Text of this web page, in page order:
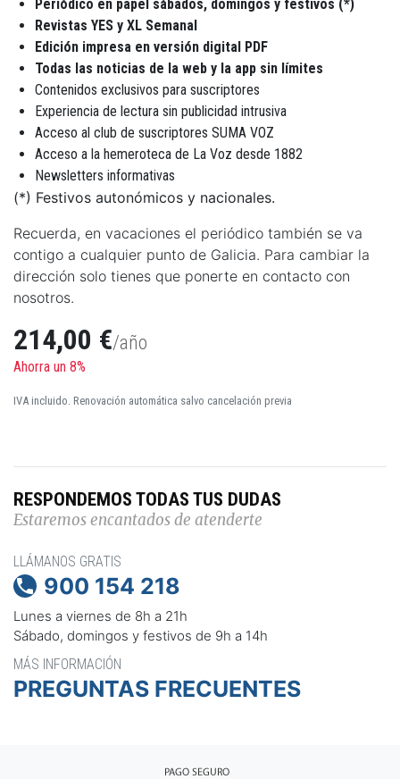
Periódico en papel sábados, domingos y festivos (*)
Revistas YES y XL Semanal
Edición impresa en versión digital PDF
Todas las noticias de la web y la app sin límites
Contenidos exclusivos para suscriptores
Experiencia de lectura sin publicidad intrusiva
Acceso al club de suscriptores SUMA VOZ
Acceso a la hemeroteca de La Voz desde 1882
Newsletters informativas
(*) Festivos autonómicos y nacionales.
Recuerda, en vacaciones el periódico también se va
contigo a cualquier punto de Galicia. Para cambiar la
dirección solo tienes que ponerte en contacto con
nosotros.
214,00 €/año
Ahorra un 8%
IVA incluido. Renovación automática salvo cancelación previa
RESPONDEMOS TODAS TUS DUDAS
Estaremos encantados de atenderte
LLÁMANOS GRATIS
 900 154 218
Lunes a viernes de 8h a 21h
Sábado, domingos y festivos de 9h a 14h
MÁS INFORMACIÓN
PREGUNTAS FRECUENTES